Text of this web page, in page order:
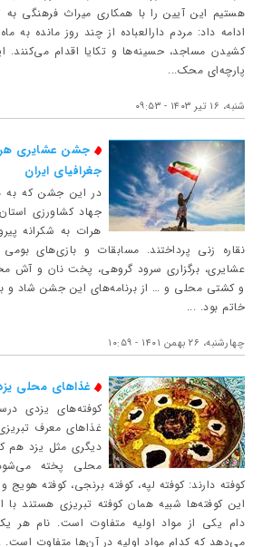
هستیم این آیین را با همکاری میراث فرهنگی
ادامه داد: مردم دارالعباده از چند روز مانده
کشیدن مساجد، حسینه‌ها و تکایا اقدام
پارچه‌ای محک...
شنبه، ۱۶ تیر ۱۴۰۳ - ۰۹:۵۳
جشن عشایری
جغرافیای ایران
در این جشن که به
جهاد کشاورزی
هرات به شکرانه
نقاره زنی پرداختند. مسابقات و بازی‌های
عشایری، برگزاری سرود گروهی، پخت نان و آش
و کشتی محلی و … از برنامه‌های این جشن شاد و
خاتم بود. ...
چهارشنبه، ۲۶ بهمن ۱۴۰۱ - ۱۰:۵۹
غذاهای محلی
کوفته‌های یزدی
غذاهای معرف
دیگری مثل یزد هم
محلی پخته
کوفته دارند: کوفته لپه، کوفته برنجی، کوفته
این کوفته‌ها شبیه همان کوفته تبریزی هستند
دام یکی از مواد اولیه متفاوت است. نام هر
می‌دهد که کدام مواد اولیه در آن‌ها متفاوت است.